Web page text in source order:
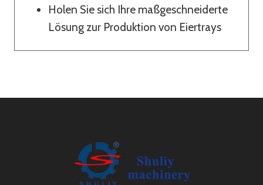
Holen Sie sich Ihre maßgeschneiderte
Lösung zur Produktion von Eiertrays